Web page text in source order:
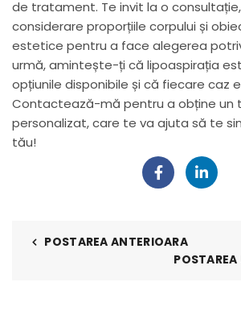
de tratament. Te invit la o
considerare proporțiile corpului și
estetice pentru a face alegerea
urmă, amintește-ți că lipoaspirația
opțiunile disponibile și că fiecare caz
Contactează-mă pentru a obține un
personalizat, care te va ajuta să te
tău!
POSTAREA ANTERIOARA